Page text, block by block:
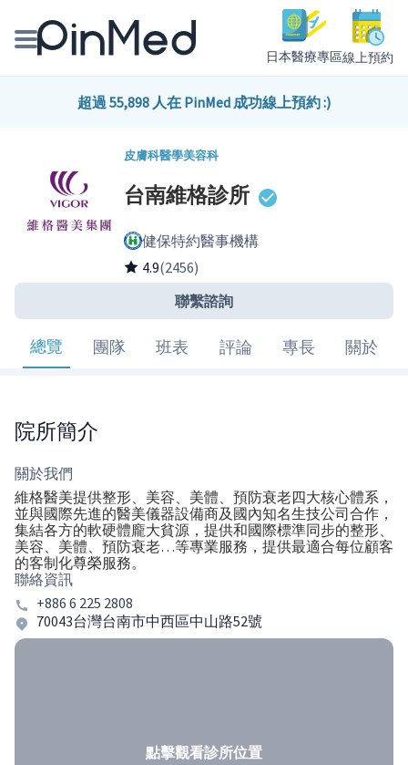
日本醫療專區線上預約
線上預約醫師、院所
健康主題館
我是醫療人員
超過 55,898 人在 PinMed 成功線上預約 :)
皮膚科醫學美容科
台南維格診所
健保特約醫事機構
4.9(2456)
聯繫諮詢
總覽 團隊 班表 評論 專長 關於
院所簡介
關於我們
維格醫美提供整形、美容、美體、預防衰老四大核心體系，
並與國際先進的醫美儀器設備商及國內知名生技公司合作，
集結各方的軟硬體龐大貧源，提供和國際標準同步的整形、
美容、美體、預防衰老…等專業服務，提供最適合每位顧客
的客制化尊榮服務。
聯絡資訊
+886 6 225 2808
70043台灣台南市中西區中山路52號
點擊觀看診所位置